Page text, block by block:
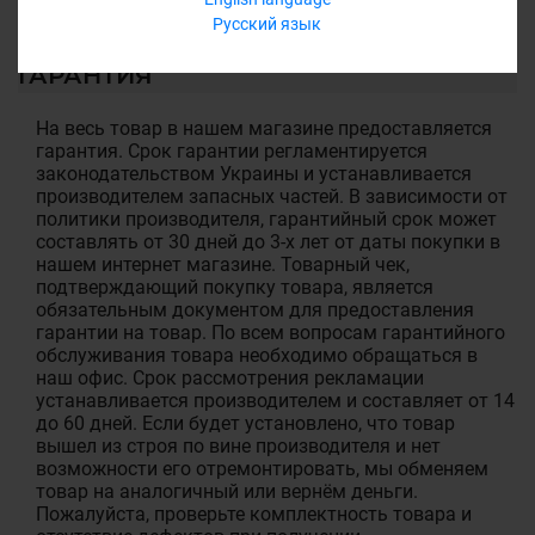
Русский язык
ГАРАНТИЯ
На весь товар в нашем магазине предоставляется
гарантия. Срок гарантии регламентируется
законодательством Украины и устанавливается
производителем запасных частей. В зависимости от
политики производителя, гарантийный срок может
составлять от 30 дней до 3-х лет от даты покупки в
нашем интернет магазине. Товарный чек,
подтверждающий покупку товара, является
обязательным документом для предоставления
гарантии на товар. По всем вопросам гарантийного
обслуживания товара необходимо обращаться в
наш офис. Срок рассмотрения рекламации
устанавливается производителем и составляет от 14
до 60 дней. Если будет установлено, что товар
вышел из строя по вине производителя и нет
возможности его отремонтировать, мы обменяем
товар на аналогичный или вернём деньги.
Пожалуйста, проверьте комплектность товара и